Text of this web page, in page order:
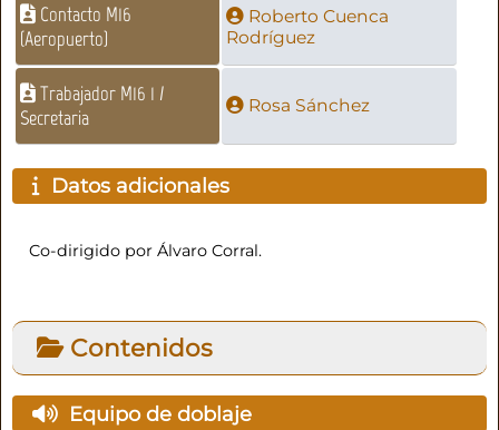
Contacto M16
(Aeropuerto)
Roberto Cuenca
Rodríguez
Trabajador M16 1 /
Secretaria
Rosa Sánchez
Datos adicionales
Co-dirigido por Álvaro Corral.
Contenidos
Equipo de doblaje